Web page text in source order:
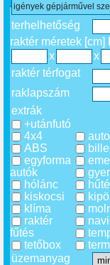
igények gépjárművel
terhelhetőség
raktér méretek [cm]
x
x
raktér térfogat
raklapszám
extrák
+utánfutó
4x4
ABS
egyforma
autók
hólánc
kiskocsi
klíma
raktér
fűtés
tetőbox
üzemanyag